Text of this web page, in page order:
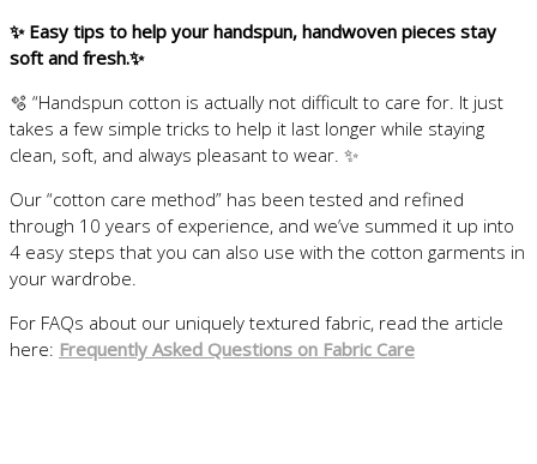
✨ Easy tips to help your handspun, handwoven pieces stay
soft and fresh.✨
🫧 “Handspun cotton is actually not difficult to care for. It just
takes a few simple tricks to help it last longer while staying
clean, soft, and always pleasant to wear. ✨
Our “cotton care method” has been tested and refined
through 10 years of experience, and we’ve summed it up into
4 easy steps that you can also use with the cotton garments in
your wardrobe.
For FAQs about our uniquely textured fabric, read the article
here: Frequently Asked Questions on Fabric Care